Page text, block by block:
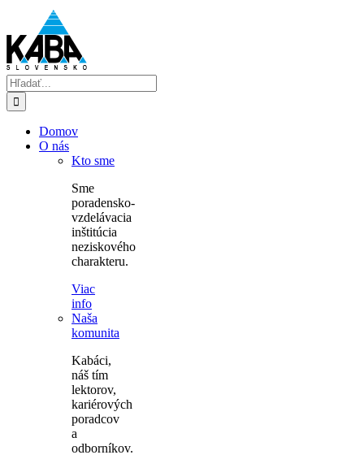
content
Hľadať:
Domov
O nás
Kto sme
Sme
poradensko-
vzdelávacia
inštitúcia
neziskového
charakteru.
Viac
info
Naša
komunita
Kabáci,
náš tím
lektorov,
kariérových
poradcov
a
odborníkov.